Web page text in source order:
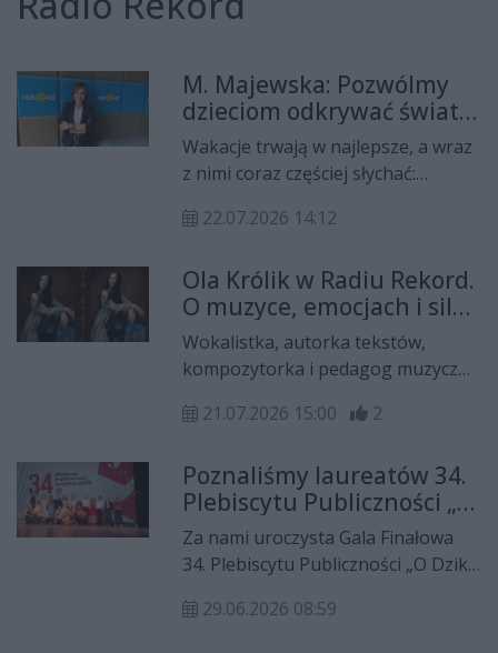
M. Majewska: Pozwólmy
dzieciom odkrywać świat,
ale nauczmy je robić to
bezpiecznie
Wakacje trwają w najlepsze, a wraz
z nimi coraz częściej słychać:
nuda potrafi pobudzać wyobraźnię
pomysły dzieci są bezpieczne. Dziś
gościem studia lokalnego Radia
Rekord była psycholog Magdalena
Majewska.
22.07.2026 14:12
Ola Królik w Radiu Rekord.
O muzyce, emocjach i sile
prawdziwego głosu
(WYWIAD)
Wokalistka, autorka tekstów,
kompozytorka i pedagog muzyczny
Rekord. W rozmowie z Darią Misia­
artystycznej drodze, pracy z
młodymi wokalistami oraz
najnowszym singlu „Co dobrego u
Ciebie” – utworze o relacjach,
trosce i potrzebie bycia blisko
drugiego człowieka.
21.07.2026 15:00 2
Poznaliśmy laureatów 34.
Plebiscytu Publiczności „O
Dziką Różę”
Za nami uroczysta Gala Finałowa
34. Plebiscytu Publiczności „O Dziką
laureatów sezonu artystycznego
29.06.2026 08:59